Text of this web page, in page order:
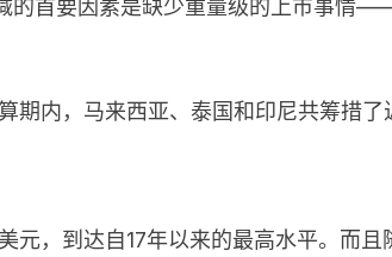
的首要因素是缺少重量级的上市事情
期内，马来西亚、泰国和印尼共筹措
元，到达自17年以来的最高水平。而